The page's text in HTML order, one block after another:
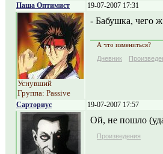
Паша Оптимист 19-07-2007 17:31
Уснувший
Группа: Passive
- Бабушка, чего
А что измениться?
Дневник
Сарториус 19-07-2007 17:57
Ой, не пошло
Произведения